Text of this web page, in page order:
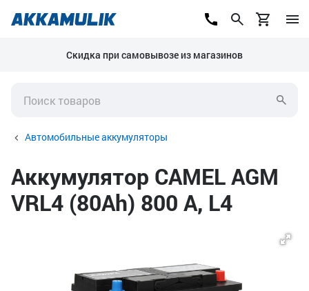
Скидка при самовывозе из магазинов
Автомобильные аккумуляторы
Аккумулятор CAMEL AGM
VRL4 (80Ah) 800 А, L4